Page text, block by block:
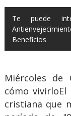
Te puede
Beneficios
Miércoles de
cómo vivirloEl
cristiana que